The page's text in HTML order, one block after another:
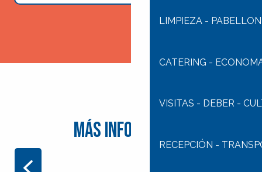
LIMPIEZA -
CATERING -
VISITAS - DEBER -
RECEPCIÓN -
Más información